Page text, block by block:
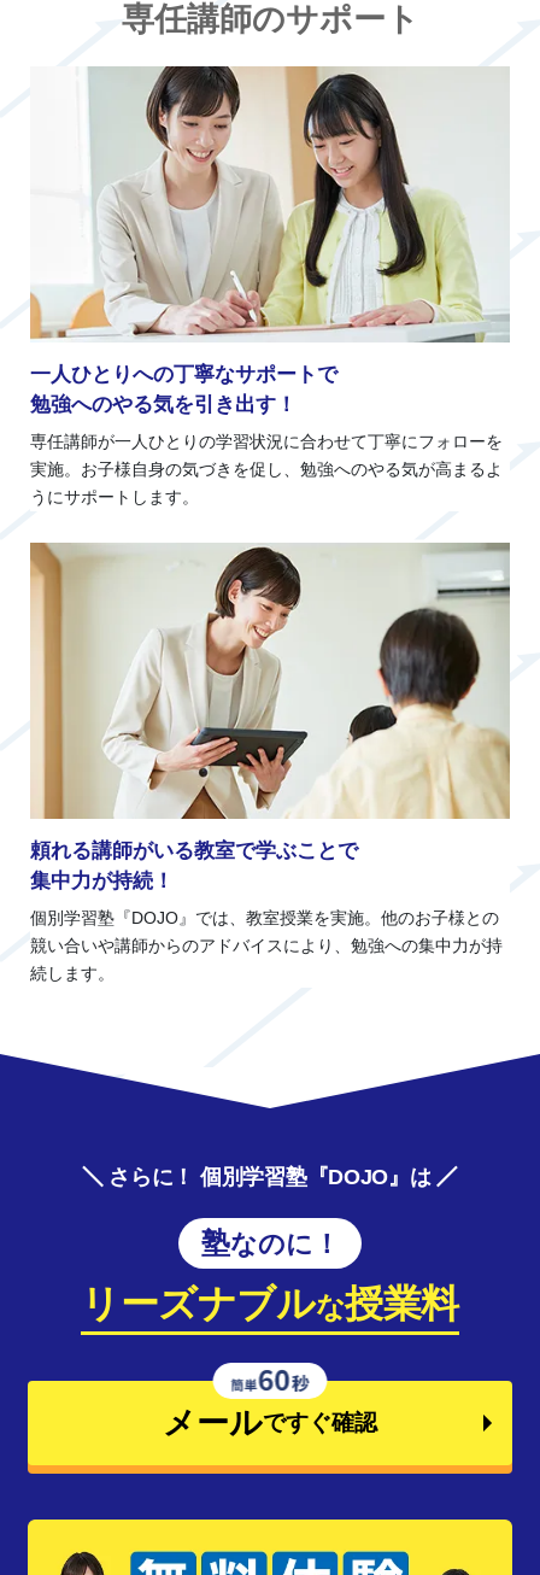
専任講師のサポート
一人ひとりへの丁寧なサポートで
勉強へのやる気を引き出す！
専任講師が一人ひとりの学習状況に合わせて丁寧にフォローを
実施。お子様自身の気づきを促し、勉強へのやる気が高まるよ
うにサポートします。
頼れる講師がいる教室で学ぶことで
集中力が持続！
個別学習塾『DOJO』では、教室授業を実施。他のお子様との
競い合いや講師からのアドバイスにより、勉強への集中力が持
続します。
さらに！ 個別学習塾『DOJO』は
塾なのに！
リーズナブルな授業料
メールですぐ確認